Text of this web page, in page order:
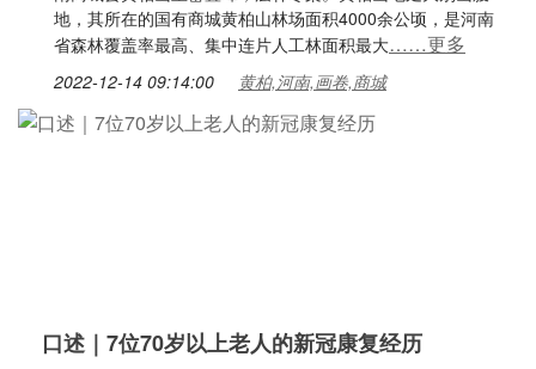
地，其所在的国有商城黄柏山林场面积4000余公顷，是河南
省森林覆盖率最高、集中连片人工林面积最大……更多
2022-12-14 09:14:00 黄柏,河南,画卷,商城
口述｜7位70岁以上老人的新冠康复经历